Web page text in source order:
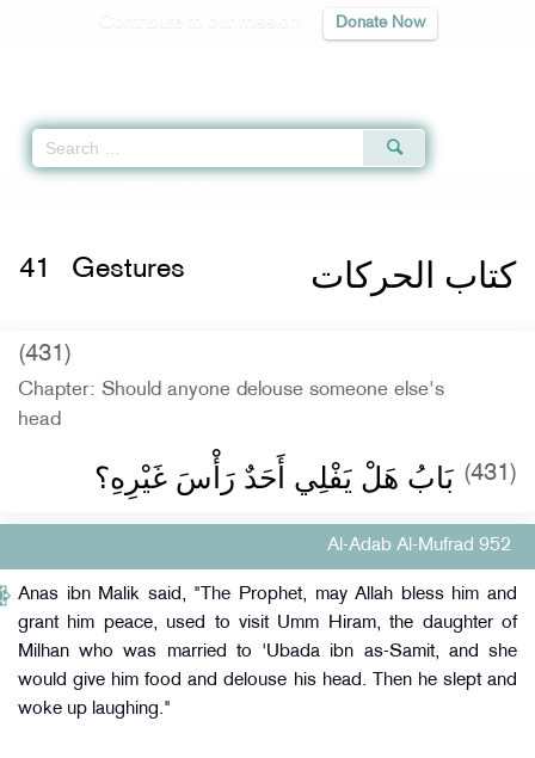
Donate Now
كتاب الحركات 41 Gestures
(431)
Chapter: Should anyone delouse someone else's
head
(431) بَابُ هَلْ يَفْلِي أَحَدٌ رَأْسَ غَيْرِهِ‏؟‏
Al-Adab Al-Mufrad 952
Anas ibn Malik said, "The Prophet, may Allah bless him and
grant him peace, used to visit Umm Hiram, the daughter of
Milhan who was married to 'Ubada ibn as-Samit, and she
would give him food and delouse his head. Then he slept and
woke up laughing."